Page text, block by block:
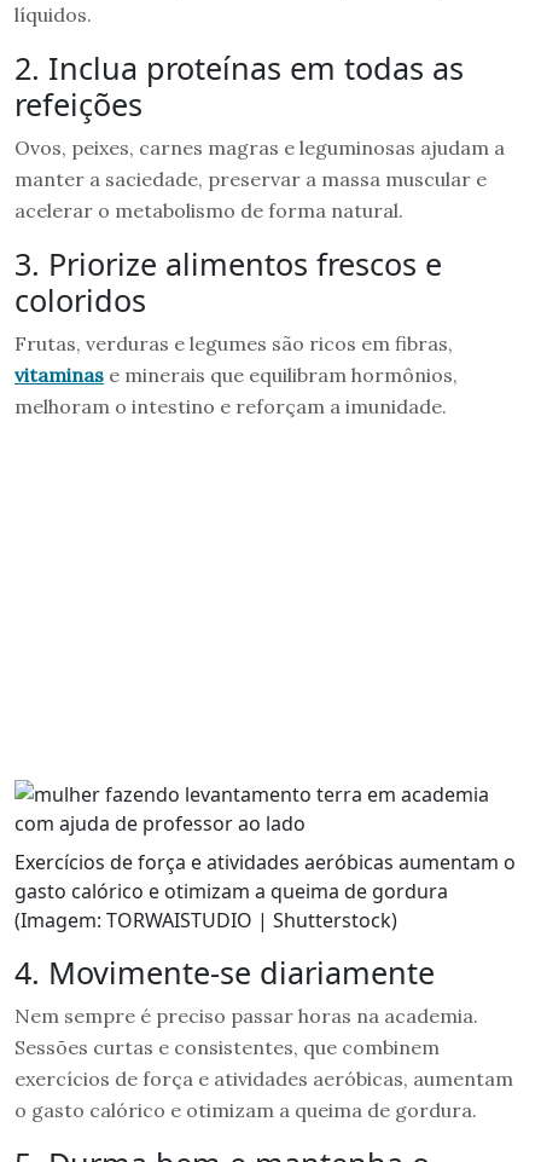
líquidos.
2. Inclua proteínas em todas as
refeições
Ovos, peixes, carnes magras e leguminosas ajudam a
manter a saciedade, preservar a massa muscular e
acelerar o metabolismo de forma natural.
3. Priorize alimentos frescos e
coloridos
Frutas, verduras e legumes são ricos em fibras,
vitaminas e minerais que equilibram hormônios,
melhoram o intestino e reforçam a imunidade.
Exercícios de força e atividades aeróbicas aumentam o
gasto calórico e otimizam a queima de gordura
(Imagem: TORWAISTUDIO | Shutterstock)
4. Movimente-se diariamente
Nem sempre é preciso passar horas na academia.
Sessões curtas e consistentes, que combinem
exercícios de força e atividades aeróbicas, aumentam
o gasto calórico e otimizam a queima de gordura.